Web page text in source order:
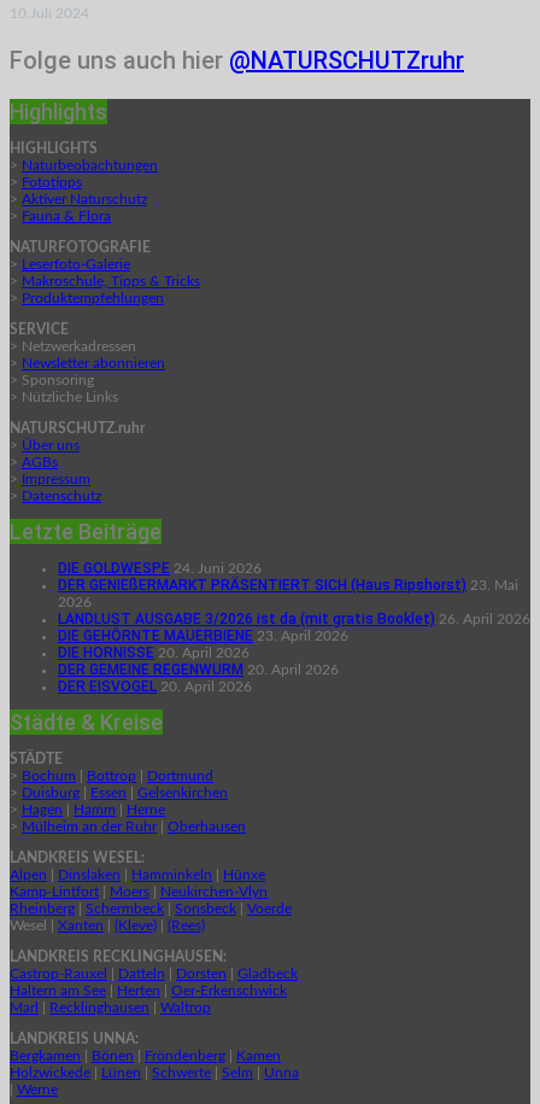
10.Juli 2024
Folge uns auch hier @NATURSCHUTZruhr
Highlights
HIGHLIGHTS
> Naturbeobachtungen
> Fototipps
> Aktiver Naturschutz
> Fauna & Flora
NATURFOTOGRAFIE
> Leserfoto-Galerie
> Makroschule, Tipps & Tricks
> Produktempfehlungen
SERVICE
> Netzwerkadressen
> Newsletter abonnieren
> Sponsoring
> Nützliche Links
NATURSCHUTZ.ruhr
> Über uns
> AGBs
> Impressum
> Datenschutz
Letzte Beiträge
DIE GOLDWESPE 24. Juni 2026
DER GENIEßERMARKT PRÄSENTIERT SICH (Haus Ripshorst) 23. Mai
2026
LANDLUST AUSGABE 3/2026 ist da (mit gratis Booklet) 26. April 2026
DIE GEHÖRNTE MAUERBIENE 23. April 2026
DIE HORNISSE 20. April 2026
DER GEMEINE REGENWURM 20. April 2026
DER EISVOGEL 20. April 2026
Städte & Kreise
STÄDTE
> Bochum Bottrop
Dortmund
> Duisburg Essen
Gelsenkirchen
> Hagen Hamm
Herne
> Mülheim an der Ruhr| Oberhausen
LANDKREIS WESEL:
Alpen
Dinslaken Hamminkeln
Hünxe
Kamp-Lintfort
Moers
Neukirchen-Vlyn
Rheinberg
Schermbeck Sonsbeck
Voerde
Wesel | Xanten (Kleve) (Rees)
LANDKREIS RECKLINGHAUSEN:
Castrop-Rauxel
Datteln Dorsten
Gladbeck
Haltern am See
Herten
Oer-Erkenschwick
Marl
Recklinghausen Waltrop
LANDKREIS UNNA:
Bergkamen
Bönen Fröndenberg
Kamen
Holzwickede
Lünen Schwerte Selm
Unna
Werne